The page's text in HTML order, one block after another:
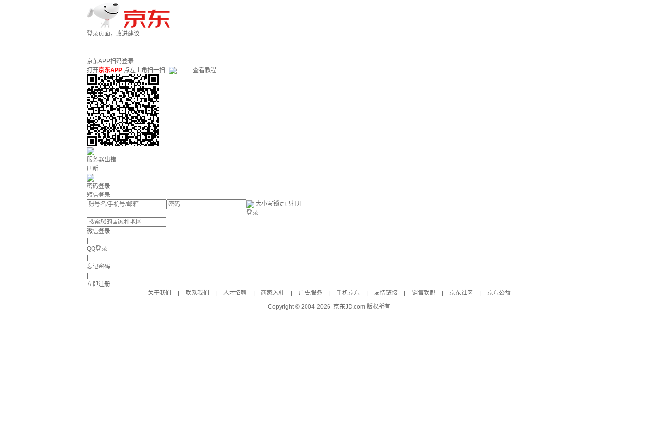
登录页面，改进建议
京东APP扫码登录
打开京东APP 点左上角扫一扫 查看教程
服务器出错
刷新
密码登录
短信登录
大小写锁定已打开
登录
微信登录
QQ登录
忘记密码
立即注册
关于我们
联系我们 人才招聘 商家入驻 广告服务 手机京东 友情链接 销售联盟 京东社区
京东公益
Copyright © 2004-2026 京东JD.com 版权所有